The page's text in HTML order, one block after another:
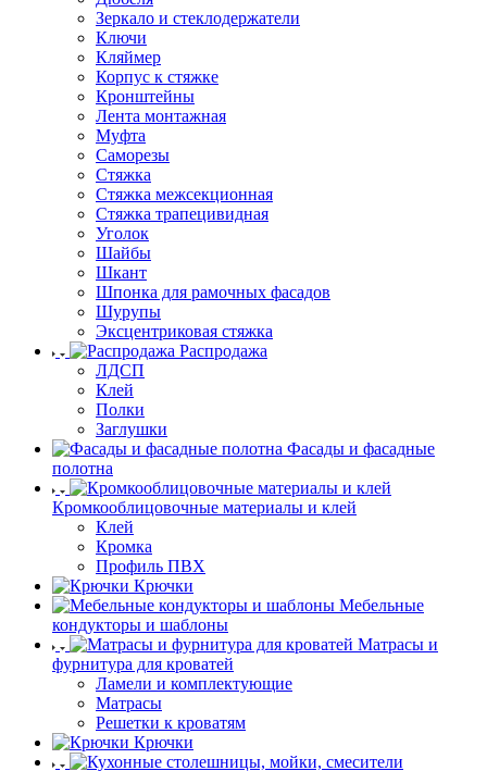
Зеркало и стеклодержатели
Ключи
Кляймер
Корпус к стяжке
Кронштейны
Лента монтажная
Муфта
Саморезы
Стяжка
Стяжка межсекционная
Стяжка трапецивидная
Уголок
Шайбы
Шкант
Шпонка для рамочных фасадов
Шурупы
Эксцентриковая стяжка
Распродажа
ЛДСП
Клей
Полки
Заглушки
Фасады и фасадные
полотна
Кромкооблицовочные материалы и клей
Клей
Кромка
Профиль ПВХ
Крючки
Мебельные
кондукторы и шаблоны
Матрасы и
фурнитура для кроватей
Ламели и комплектующие
Матрасы
Решетки к кроватям
Крючки